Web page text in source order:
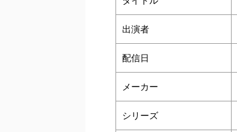
出演者
配信日
メーカー
シリーズ